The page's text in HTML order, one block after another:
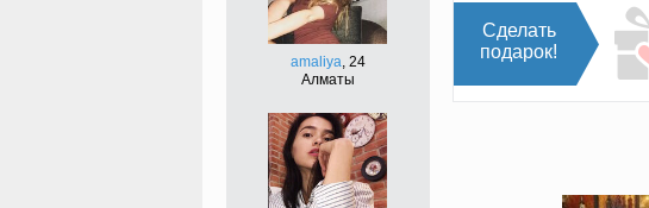
amaliya, 24
Алматы
Сделать
подарок!